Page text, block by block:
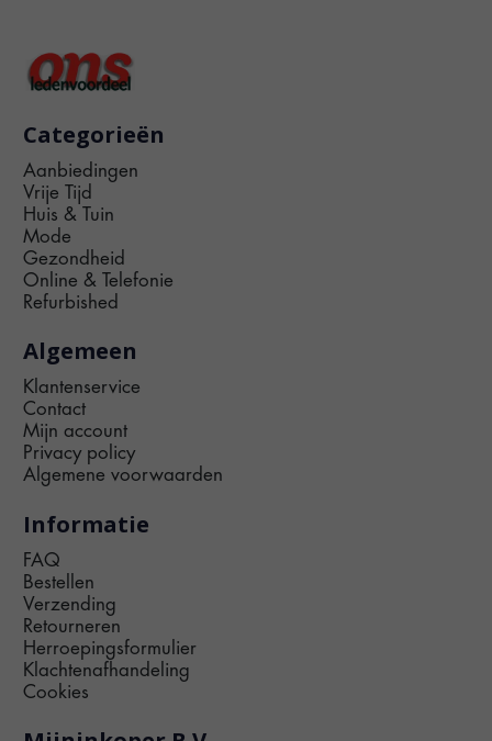
Categorieën
Aanbiedingen
Vrije Tijd
Huis & Tuin
Mode
Gezondheid
Online & Telefonie
Refurbished
Algemeen
Klantenservice
Contact
Mijn account
Privacy policy
Algemene voorwaarden
Informatie
FAQ
Bestellen
Verzending
Retourneren
Herroepingsformulier
Klachtenafhandeling
Cookies